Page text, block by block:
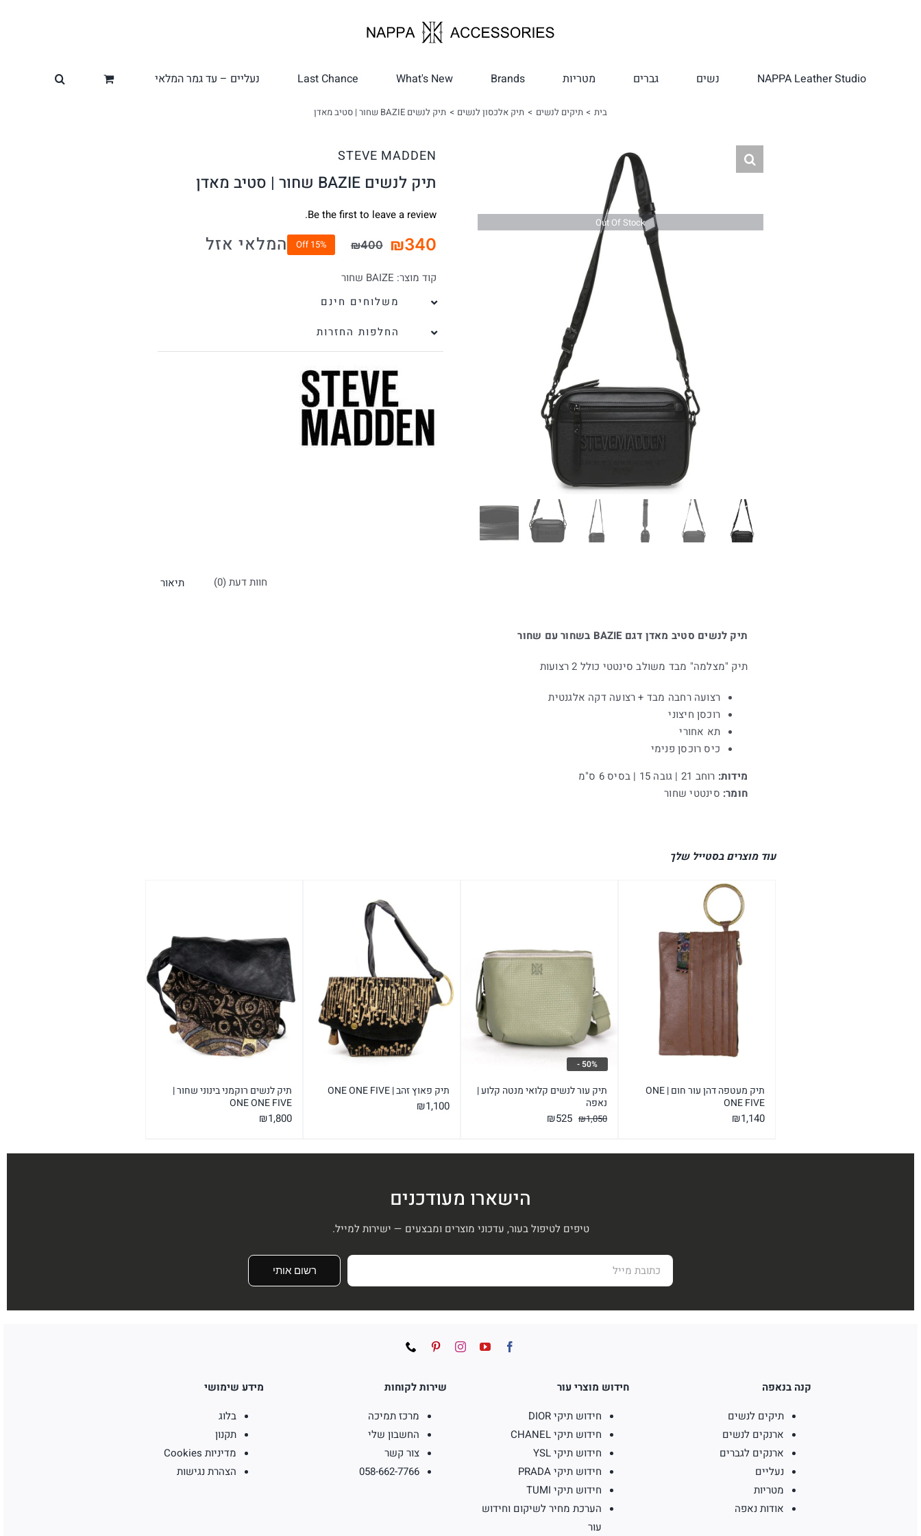
NAPPA Leather Studio נשים גברים מטריות Brands
What's New
Last Chance נעליים – עד גמר המלאי
בית תיקים לנשים תיק אלכסון לנשים תיק לנשים BAZIE שחור | סטיב מאדן
Out Of Stock
STEVE MADDEN
תיק לנשים BAZIE שחור | סטיב מאדן
Be the first to leave a review.
₪400 המחיר
המקורי
היה:
₪400.
₪340
המחיר
הנוכחי
הוא:
₪340.
15% Off המלאי אזל
קוד מוצר: BAIZE שחור
משלוחים חינם
החלפות החזרות
תיאור חוות דעת (0)
תיק לנשים סטיב מאדן דגם BAZIE בשחור עם שחור
תיק "מצלמה" מבד משולב סינטטי כולל 2 רצועות
רצועה רחבה מבד + רצועה דקה אלגנטית
רוכסן חיצוני
תא אחורי
כיס רוכסן פנימי
מידות: רוחב 21 | גובה 15 | בסיס 6 ס"מ
חומר: סינטטי שחור
עוד מוצרים בסטייל שלך
תיק מעטפה דהן עור חום | ONE
ONE FIVE
₪1,140
תיק עור לנשים קלואי מנטה קלוע |
נאפה
₪1,050
המחיר
היה:
₪525 המחיר
הוא:
50% -
תיק פאוץ זהב | ONE ONE FIVE
₪1,100
תיק לנשים רוקמני בינוני שחור |
ONE ONE FIVE
₪1,800
הישארו מעודכנים
טיפים לטיפול בעור, עדכוני מוצרים ומבצעים — ישירות למייל.
רשום אותי
קנה בנאפה
תיקים לנשים
ארנקים לנשים
ארנקים לגברים
נעליים
מטריות
אודות נאפה
חידוש מוצרי עור
חידוש תיקי DIOR
חידוש תיקי CHANEL
חידוש תיקי YSL
חידוש תיקי PRADA
חידוש תיקי TUMI
הערכת מחיר לשיקום וחידוש
עור
שירות לקוחות
מרכז תמיכה
החשבון שלי
צור קשר
058-662-7766
מידע שימושי
בלוג
תקנון
מדיניות Cookies
הצהרת נגישות